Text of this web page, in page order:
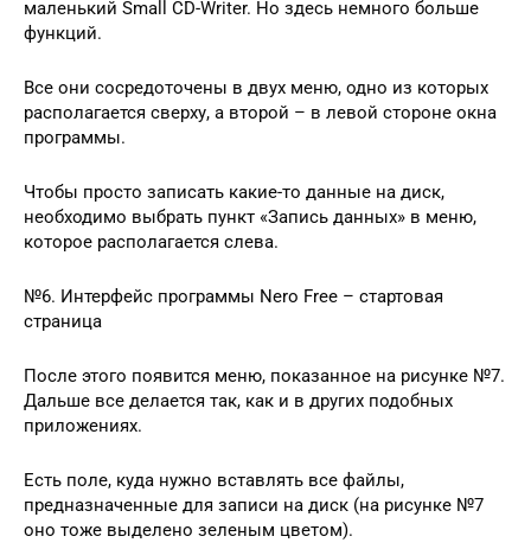
маленький Small CD-Writer. Но здесь немного больше
функций.
Все они сосредоточены в двух меню, одно из которых
располагается сверху, а второй – в левой стороне окна
программы.
Чтобы просто записать какие-то данные на диск,
необходимо выбрать пункт «Запись данных» в меню,
которое располагается слева.
№6. Интерфейс программы Nero Free – стартовая
страница
После этого появится меню, показанное на рисунке №7.
Дальше все делается так, как и в других подобных
приложениях.
Есть поле, куда нужно вставлять все файлы,
предназначенные для записи на диск (на рисунке №7
оно тоже выделено зеленым цветом).